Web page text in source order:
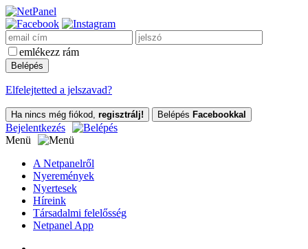
emlékezz rám
Elfelejtetted a jelszavad?
Ha nincs még fiókod, regisztrálj! Belépés Facebookkal
Bejelentkezés
Menü
A Netpanelről
Nyeremények
Nyertesek
Híreink
Társadalmi felelősség
Netpanel App